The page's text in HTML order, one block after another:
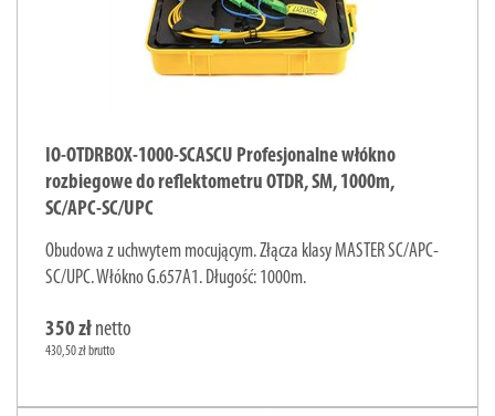
IO-OTDRBOX-1000-SCASCU Profesjonalne włókno
rozbiegowe do reflektometru OTDR, SM, 1000m,
SC/APC-SC/UPC
Obudowa z uchwytem mocującym. Złącza klasy MASTER SC/APC-
SC/UPC. Włókno G.657A1. Długość: 1000m.
350 zł netto
430,50 zł brutto